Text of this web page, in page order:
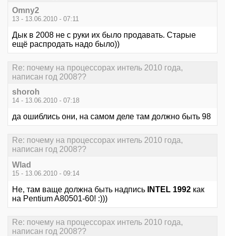
Omny2
13 - 13.06.2010 - 07:11
Дык в 2008 не с руки их было продавать. Старые
ещё распродать надо было))
Re: почему на процессорах интель 2010 года,
написан год 2008??
shoroh
14 - 13.06.2010 - 07:18
да ошиблись они, на самом деле там должно быть 98
Re: почему на процессорах интель 2010 года,
написан год 2008??
Wlad
15 - 13.06.2010 - 09:14
Не, там ваще должна быть надпись INTEL 1992 как
на Pentium A80501-60! :)))
Re: почему на процессорах интель 2010 года,
написан год 2008??